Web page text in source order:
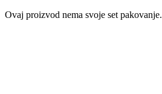
Ovaj proizvod nema svoje set pakovanje.